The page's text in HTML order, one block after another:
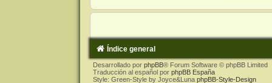
Índice general
Desarrollado por phpBB® Forum Software © phpBB Limited
Traducción al español por phpBB España
Style: Green-Style by Joyce&Luna phpBB-Style-Design